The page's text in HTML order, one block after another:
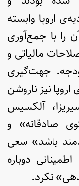
اروپا وابسته
را با جمع‌آوری
مالیاتی و
جهت‌گیری
نیز ناروشن
آلکسیس
صادقانه» و
باشد» سعی
دوباره
نکرد.